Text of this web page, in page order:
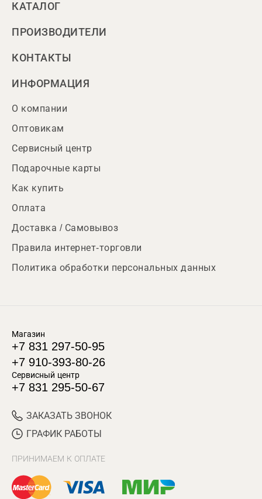
КАТАЛОГ
ПРОИЗВОДИТЕЛИ
КОНТАКТЫ
ИНФОРМАЦИЯ
О компании
Оптовикам
Сервисный центр
Подарочные карты
Как купить
Оплата
Доставка / Самовывоз
Правила интернет-торговли
Политика обработки персональных данных
Магазин
+7 831 297-50-95
+7 910-393-80-26
Сервисный центр
+7 831 295-50-67
ЗАКАЗАТЬ ЗВОНОК
ГРАФИК РАБОТЫ
ПРИНИМАЕМ К ОПЛАТЕ